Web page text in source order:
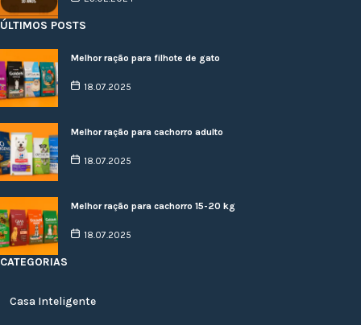
ÚLTIMOS POSTS
Melhor ração para filhote de gato
18.07.2025
Melhor ração para cachorro adulto
18.07.2025
Melhor ração para cachorro 15-20 kg
18.07.2025
CATEGORIAS
Casa Inteligente